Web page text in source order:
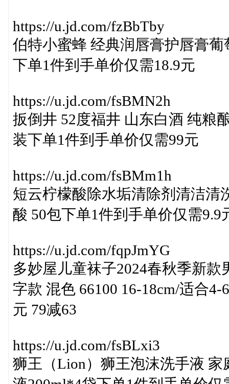
https://u.jd.com/fzBbTby
伯特小蜜蜂 经典润唇膏护唇膏
下单1件到手单价仅需18.9元
https://u.jd.com/fsBMN2h
扳倒井 52度福井 山东白酒 纯粮
装下单1件到手单价仅需99元
https://u.jd.com/fsBMm1h
短云柠檬酸除水垢清除剂清洁清
酸 50包下单1件到手单价仅需9.9
https://u.jd.com/fqpJmYG
多妙屋儿童袜子2024春秋季新
字款 混色 66100 16-18cm/适合
元 79减63
https://u.jd.com/fsBLxi3
狮王（Lion）狮王泡沫洗手液